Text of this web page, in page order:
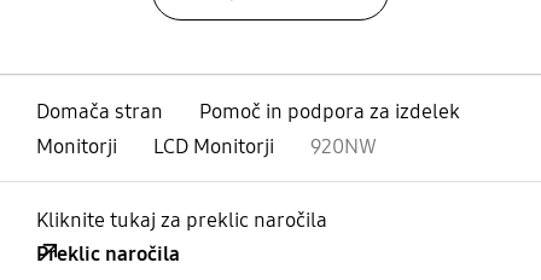
Domača stran
Pomoč in podpora za izdelek
Monitorji
LCD Monitorji 920NW
Kliknite tukaj za preklic naročila
Preklic naročila